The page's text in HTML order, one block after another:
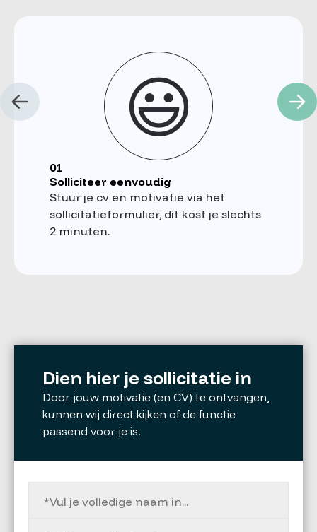
😃
01
Solliciteer eenvoudig
Stuur je cv en motivatie via het
sollicitatieformulier, dit kost je slechts
2 minuten.
Dien hier je sollicitatie in
Door jouw motivatie (en CV) te ontvangen,
kunnen wij direct kijken of de functie
passend voor je is.